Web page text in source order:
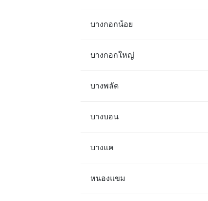
บางกอกน้อย
บางกอกใหญ่
บางพลัด
บางบอน
บางแค
หนองแขม